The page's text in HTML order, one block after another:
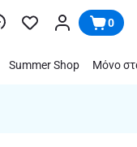
0
Summer Shop Μόνο